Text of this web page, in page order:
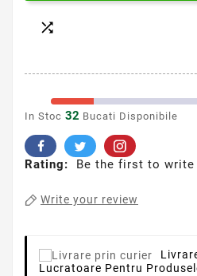

In Stoc 32 Bucati Disponibile
Rating: Be the first to write
Write your review
Lucratoare Pentru